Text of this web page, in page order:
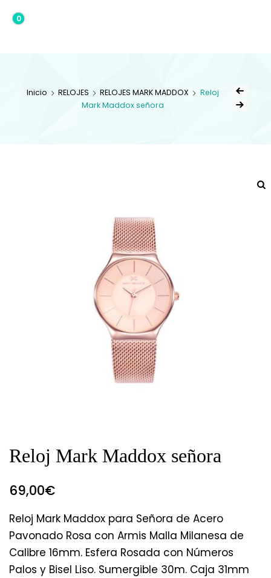
0,00€
0
Inicio RELOJES RELOJES MARK MADDOX
Reloj
Mark Maddox señora
Reloj Mark Maddox señora
69,00€
Reloj Mark Maddox para Señora de Acero
Pavonado Rosa con Armis Malla Milanesa de
Calibre 16mm. Esfera Rosada con Números
Palos y Bisel Liso. Sumergible 30m. Caja 31mm